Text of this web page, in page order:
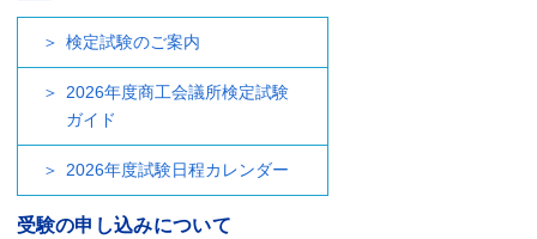
検定試験のご案内
2026年度商工会議所検定試験
ガイド
2026年度試験日程カレンダー
受験の申し込みについて